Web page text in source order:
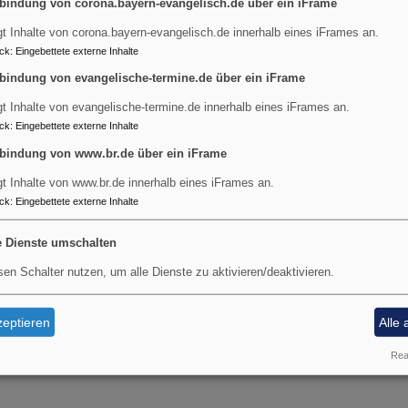
zum Gnadenort, an dem ich im Gottesdienst die
Weise das Gnadenwirken Gottes am eigenen Leib
Pfr. Martin Dubberke
von corona.bayern-evangelisch.de über ein iFrame
Inhalte von corona.bayern-evangelisch.de innerhalb eines iFrames an.
: Eingebettete externe Inhalte
von evangelische-termine.de über ein iFrame
Inhalte von evangelische-termine.de innerhalb eines iFrames an.
: Eingebettete externe Inhalte
von www.br.de über ein iFrame
Inhalte von www.br.de innerhalb eines iFrames an.
: Eingebettete externe Inhalte
Dienste umschalten
Schalter nutzen, um alle Dienste zu aktivieren/deaktivieren.
Alle